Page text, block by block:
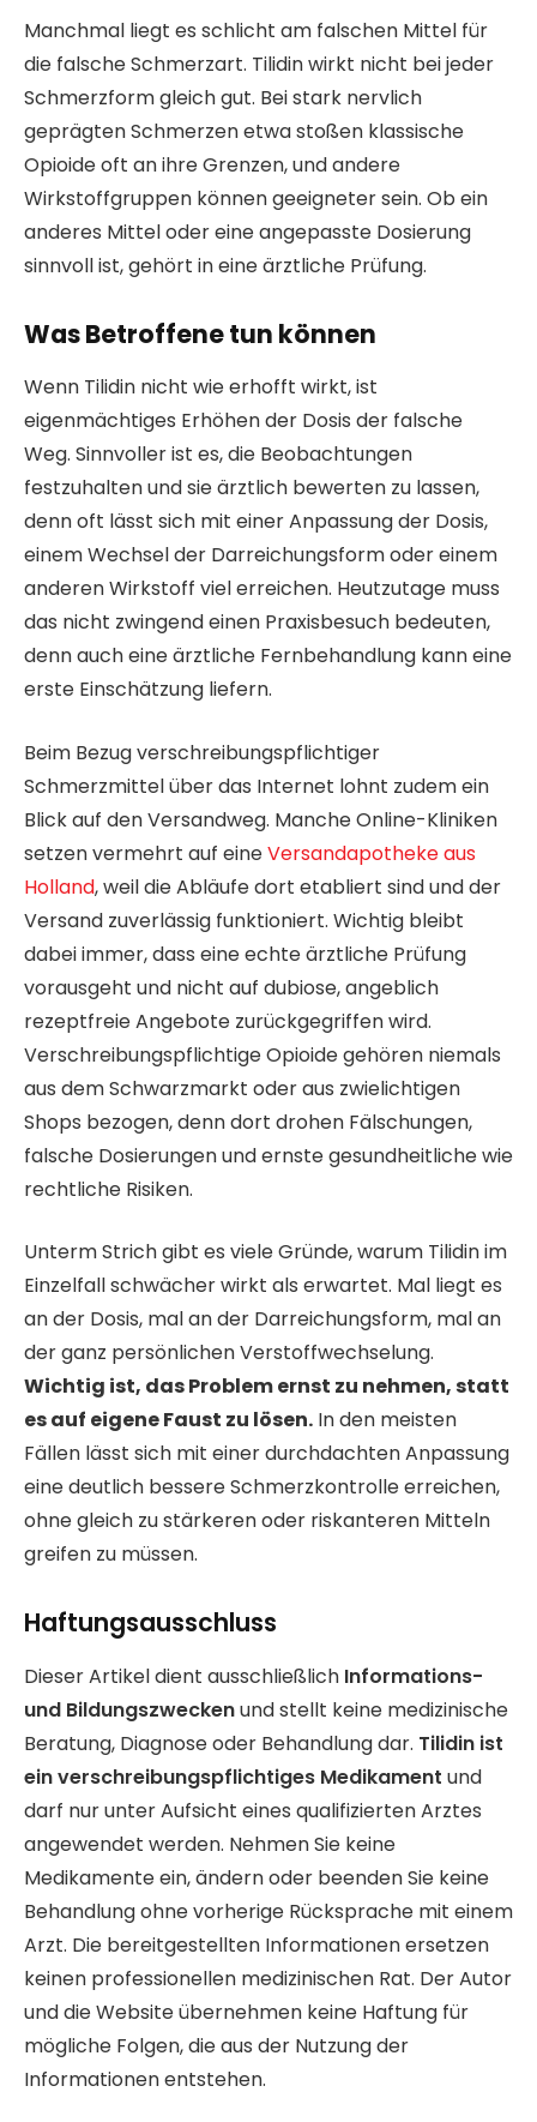
Manchmal liegt es schlicht am falschen Mittel für
die falsche Schmerzart. Tilidin wirkt nicht bei jeder
Schmerzform gleich gut. Bei stark nervlich
geprägten Schmerzen etwa stoßen klassische
Opioide oft an ihre Grenzen, und andere
Wirkstoffgruppen können geeigneter sein. Ob ein
anderes Mittel oder eine angepasste Dosierung
sinnvoll ist, gehört in eine ärztliche Prüfung.
Was Betroffene tun können
Wenn Tilidin nicht wie erhofft wirkt, ist
eigenmächtiges Erhöhen der Dosis der falsche
Weg. Sinnvoller ist es, die Beobachtungen
festzuhalten und sie ärztlich bewerten zu lassen,
denn oft lässt sich mit einer Anpassung der Dosis,
einem Wechsel der Darreichungsform oder einem
anderen Wirkstoff viel erreichen. Heutzutage muss
das nicht zwingend einen Praxisbesuch bedeuten,
denn auch eine ärztliche Fernbehandlung kann eine
erste Einschätzung liefern.
Beim Bezug verschreibungspflichtiger
Schmerzmittel über das Internet lohnt zudem ein
Blick auf den Versandweg. Manche Online-Kliniken
setzen vermehrt auf eineVersandapotheke aus
Holland, weil die Abläufe dort etabliert sind und der
Versand zuverlässig funktioniert. Wichtig bleibt
dabei immer, dass eine echte ärztliche Prüfung
vorausgeht und nicht auf dubiose, angeblich
rezeptfreie Angebote zurückgegriffen wird.
Verschreibungspflichtige Opioide gehören niemals
aus dem Schwarzmarkt oder aus zwielichtigen
Shops bezogen, denn dort drohen Fälschungen,
falsche Dosierungen und ernste gesundheitliche wie
rechtliche Risiken.
Unterm Strich gibt es viele Gründe, warum Tilidin im
Einzelfall schwächer wirkt als erwartet. Mal liegt es
an der Dosis, mal an der Darreichungsform, mal an
der ganz persönlichen Verstoffwechselung.
Wichtig ist, das Problem ernst zu nehmen, statt
es auf eigene Faust zu lösen. In den meisten
Fällen lässt sich mit einer durchdachten Anpassung
eine deutlich bessere Schmerzkontrolle erreichen,
ohne gleich zu stärkeren oder riskanteren Mitteln
greifen zu müssen.
Haftungsausschluss
Dieser Artikel dient ausschließlich Informations-
und Bildungszweckenund stellt keine medizinische
Beratung, Diagnose oder Behandlung dar. Tilidin ist
ein verschreibungspflichtiges Medikament und
darf nur unter Aufsicht eines qualifizierten Arztes
angewendet werden. Nehmen Sie keine
Medikamente ein, ändern oder beenden Sie keine
Behandlung ohne vorherige Rücksprache mit einem
Arzt. Die bereitgestellten Informationen ersetzen
keinen professionellen medizinischen Rat. Der Autor
und die Website übernehmen keine Haftung für
mögliche Folgen, die aus der Nutzung der
Informationen entstehen.